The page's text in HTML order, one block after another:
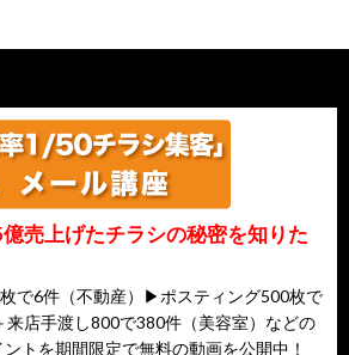
売上げたチラシの秘密を知りた
で6件（不動産）▶ポスティング500枚で
店手渡し800で380件（美容室）などの
トを期間限定で無料の動画を公開中！